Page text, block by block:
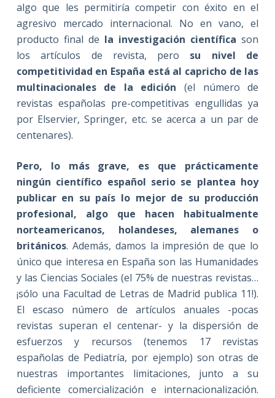
algo que les permitiría competir con éxito en el
agresivo mercado internacional. No en vano, el
producto final de la investigación científicason
los artículos de revista, pero su nivel de
competitividad en España está al capricho de las
multinacionales de la edición (el número de
revistas españolas pre-competitivas engullidas ya
por Elservier, Springer, etc. se acerca a un par de
centenares).
Pero, lo más grave, es que prácticamente
ningún científico español serio se plantea hoy
publicar en su país lo mejor de su producción
profesional, algo que hacen habitualmente
norteamericanos, holandeses, alemanes o
británicos. Además, damos la impresión de que lo
único que interesa en España son las Humanidades
y las Ciencias Sociales (el 75% de nuestras revistas…
¡sólo una Facultad de Letras de Madrid publica 11!).
El escaso número de artículos anuales -pocas
revistas superan el centenar- y la dispersión de
esfuerzos y recursos (tenemos 17 revistas
españolas de Pediatría, por ejemplo) son otras de
nuestras importantes limitaciones, junto a su
deficiente comercialización e internacionalización.